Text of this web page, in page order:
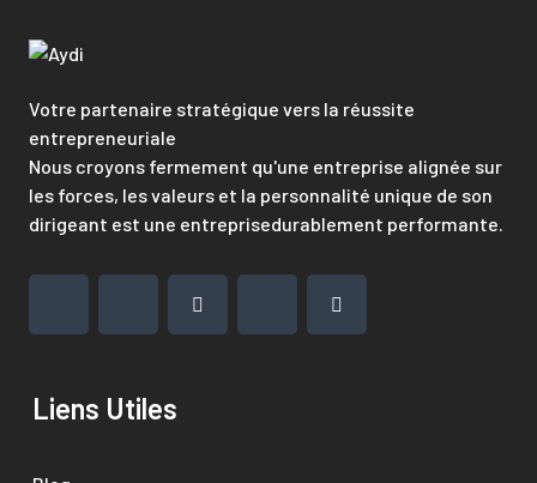
Votre partenaire stratégique vers la réussite
entrepreneuriale
Nous croyons fermement qu'une entreprise alignée sur
les forces, les valeurs et la personnalité unique de son
dirigeant est une entreprisedurablement performante.
Liens Utiles